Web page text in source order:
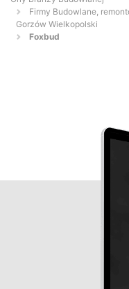
Firmy Budowlane,
Gorzów Wielkopolski
Foxbud